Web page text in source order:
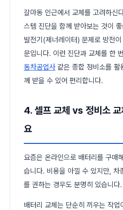
갈마동 인근에서 교체를 고려하신
스템 진단을 함께 받아보는 것이
발전기(제너레이터) 문제로 방전
문입니다. 이런 진단과 교체를 한
동차공업사 같은 종합 정비소를 활
께 받을 수 있어 편리합니다.
4. 셀프 교체 vs 정비소
요
요즘은 온라인으로 배터리를 구매
습니다. 비용을 아낄 수 있지만, 차
를 권하는 경우도 분명히 있습니다.
배터리 교체는 단순히 끼우는 작